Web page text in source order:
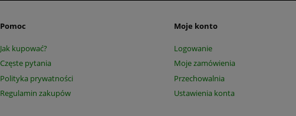
Pomoc
Jak kupować?
Częste pytania
Polityka prywatności
Regulamin zakupów
Moje konto
Logowanie
Moje zamówienia
Przechowalnia
Ustawienia konta